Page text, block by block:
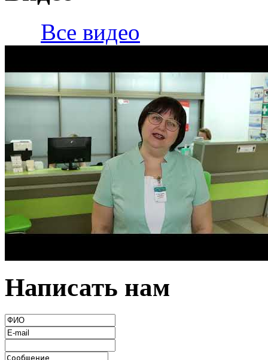
Все видео
Написать нам